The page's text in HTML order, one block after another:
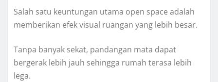
Salah satu keuntungan utama open space adalah
memberikan efek visual ruangan yang lebih besar.
Tanpa banyak sekat, pandangan mata dapat
bergerak lebih jauh sehingga rumah terasa lebih
lega.